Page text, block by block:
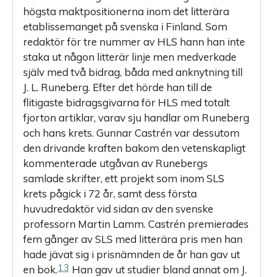
högsta maktpositionerna inom det litterära
etablissemanget på svenska i Finland. Som
redaktör för tre nummer av HLS hann han inte
staka ut någon litterär linje men medverkade
själv med två bidrag, båda med anknytning till
J. L. Runeberg. Efter det hörde han till de
flitigaste bidragsgivarna för HLS med totalt
fjorton artiklar, varav sju handlar om Runeberg
och hans krets. Gunnar Castrén var dessutom
den drivande kraften bakom den vetenskapligt
kommenterade utgåvan av Runebergs
samlade skrifter, ett projekt som inom SLS
krets pågick i 72 år, samt dess första
huvudredaktör vid sidan av den svenske
professorn Martin Lamm. Castrén premierades
fem gånger av SLS med litterära pris men han
hade jävat sig i prisnämnden de år han gav ut
en bok.13 Han gav ut studier bland annat om J.